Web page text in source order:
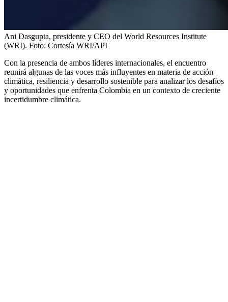
Ani Dasgupta, presidente y CEO del World Resources Institute
(WRI). Foto: Cortesía WRI/API
Con la presencia de ambos líderes internacionales, el encuentro
reunirá algunas de las voces más influyentes en materia de acción
climática, resiliencia y desarrollo sostenible para analizar los desafíos
y oportunidades que enfrenta Colombia en un contexto de creciente
incertidumbre climática.